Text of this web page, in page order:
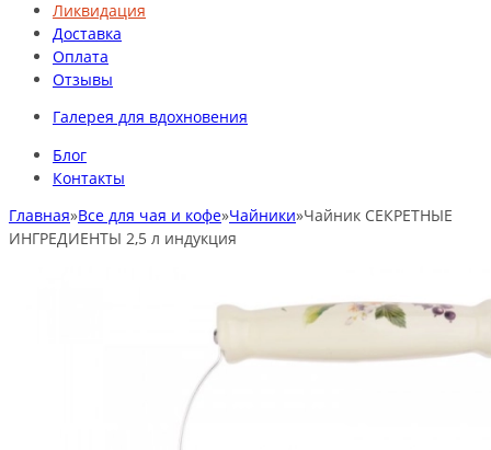
Ликвидация
Доставка
Оплата
Отзывы
Галерея для вдохновения
Блог
Контакты
Главная»Все для чая и кофе»Чайники»Чайник СЕКРЕТНЫЕ
ИНГРЕДИЕНТЫ 2,5 л индукция